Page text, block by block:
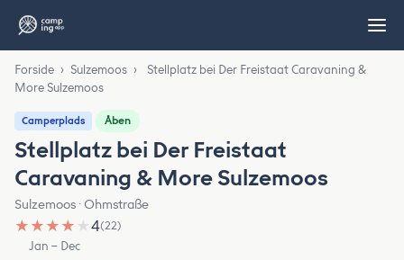
Forside › Sulzemoos ›
Stellplatz bei Der Freistaat Caravaning &
More Sulzemoos
Camperplads Åben
Stellplatz bei Der Freistaat
Caravaning & More Sulzemoos
Sulzemoos · Ohmstraße
★ ★ ★ ★ ★4(22)
Jan – Dec